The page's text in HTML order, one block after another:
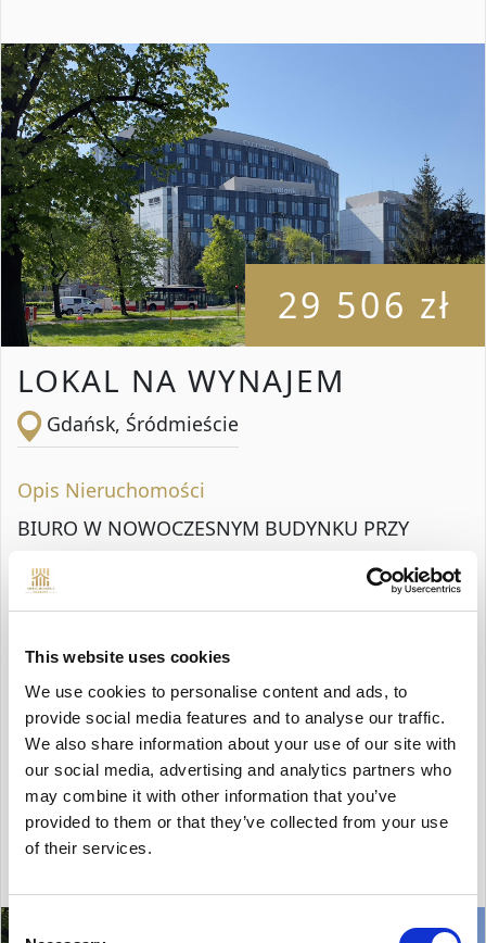
This website uses cookies
We use cookies to personalise content and ads, to
provide social media features and to analyse our traffic.
We also share information about your use of our site with
our social media, advertising and analytics partners who
may combine it with other information that you’ve
provided to them or that they’ve collected from your use
of their services.
Consent
29 506 zł
LOKAL NA WYNAJEM
Gdańsk, Śródmieście
Opis Nieruchomości
BIURO W NOWOCZESNYM BUDYNKU PRZY
PLACU SOLIDARNOŚCI możliwość dostosowania
Cesarskiej, Europejskiego Centrum Solidarności
oraz gdańskiego Młodego Miasta. Lokalizacja
względem centrum ...
Powierzchnia: 489 m2